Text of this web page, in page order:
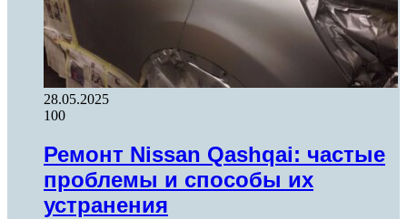
28.05.2025
100
Ремонт Nissan Qashqai: частые
проблемы и способы их
устранения